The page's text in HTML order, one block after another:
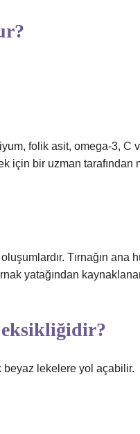
folik asit, omega-3, C
için bir uzman tarafından
Tırnağın ana
yatağından
beyaz lekelere yol açabilir.